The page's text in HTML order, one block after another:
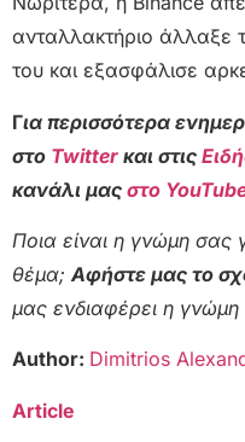
ανταλλακτήριο άλλαξε
του και εξασφάλισε
Για περισσότερα
στο Twitter και στις
κανάλι μας στο
Ποια είναι η γνώμη σας
θέμα; Αφήστε μας το
μας ενδιαφέρει η
Author: Dimitrios
Article